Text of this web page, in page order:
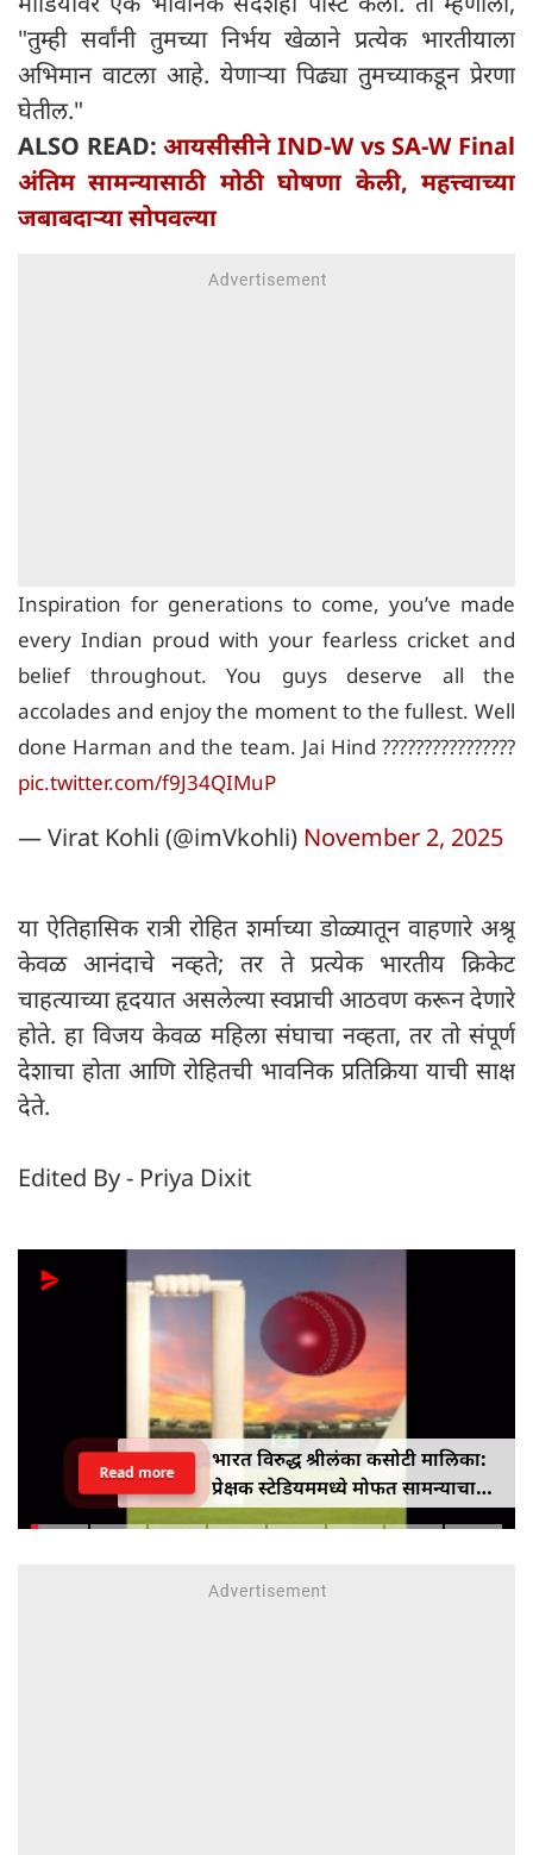
"तुम्ही सर्वांनी तुमच्या निर्भय खेळाने प्रत्येक भारतीयाला
अभिमान वाटला आहे. येणाऱ्या पिढ्या तुमच्याकडून प्रेरणा
घेतील."
ALSO READ:आयसीसीने IND-W vs SA-W Final
अंतिम सामन्यासाठी मोठी घोषणा केली, महत्त्वाच्या
जबाबदाऱ्या सोपवल्या
Inspiration for generations to come, you’ve made
every Indian proud with your fearless cricket and
belief throughout. You guys deserve all the
accolades and enjoy the moment to the fullest. Well
done Harman and the team. Jai Hind ????????????????
pic.twitter.com/f9J34QIMuP
— Virat Kohli (@imVkohli) November 2, 2025
या ऐतिहासिक रात्री रोहित शर्माच्या डोळ्यातून वाहणारे अश्रू
केवळ आनंदाचे नव्हते; तर ते प्रत्येक भारतीय क्रिकेट
चाहत्याच्या हृदयात असलेल्या स्वप्नाची आठवण करून देणारे
होते. हा विजय केवळ महिला संघाचा नव्हता, तर तो संपूर्ण
देशाचा होता आणि रोहितची भावनिक प्रतिक्रिया याची साक्ष
देते.
Edited By - Priya Dixit
भारत विरुद्ध श्रीलंका कसोटी मालिका:
प्रेक्षक स्टेडियममध्ये मोफत सामन्याचा
आनंद घेऊ शकतात
Read more